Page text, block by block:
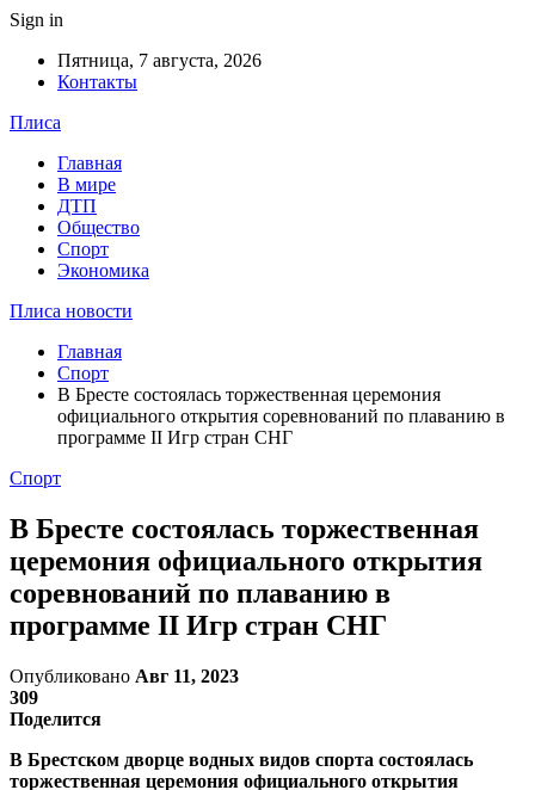
Sign in
Пятница, 7 августа, 2026
Контакты
Плиса
Главная
В мире
ДТП
Общество
Спорт
Экономика
Плиса новости
Главная
Спорт
В Бресте состоялась торжественная церемония
официального открытия соревнований по плаванию в
программе II Игр стран СНГ
Спорт
В Бресте состоялась торжественная
церемония официального открытия
соревнований по плаванию в
программе II Игр стран СНГ
Опубликовано Авг 11, 2023
309
Поделится
В Брестском дворце водных видов спорта состоялась
торжественная церемония официального открытия